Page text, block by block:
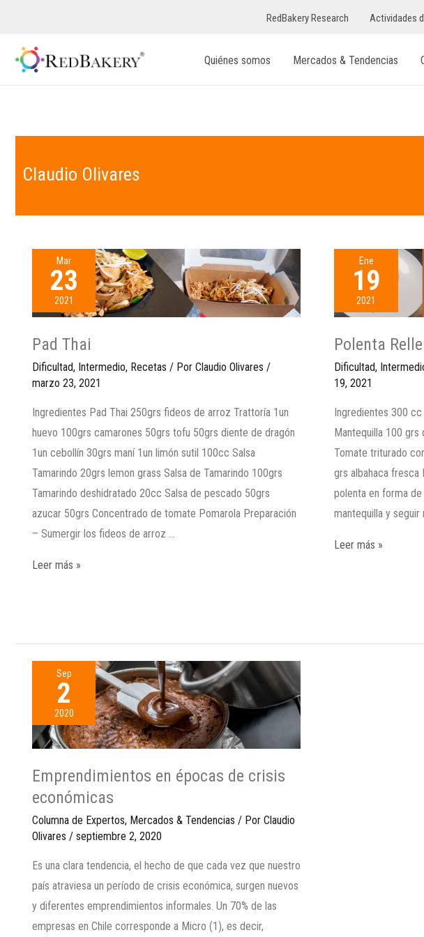
RedBakery Research Actividades
Quiénes somos Mercados & Tendencias
Claudio Olivares
Mar
23
2021
Pad Thai
Dificultad, Intermedio, Recetas / Por Claudio Olivares /
marzo 23, 2021
Ingredientes Pad Thai 250grs fideos de arroz Trattoría 1un
huevo 100grs camarones 50grs tofu 50grs diente de dragón
1un cebollín 30grs maní 1un limón sutil 100cc Salsa
Tamarindo 20grs lemon grass Salsa de Tamarindo 100grs
Tamarindo deshidratado 20cc Salsa de pescado 50grs
azucar 50grs Concentrado de tomate Pomarola Preparación
– Sumergir los fideos de arroz …
Leer más »
Ene
19
2021
Polenta
Dificultad,
19, 2021
Ingredientes 300
Mantequilla 100 grs
Tomate triturado
grs albahaca
polenta en forma
mantequilla y seguir
Leer más »
Sep
2
2020
Emprendimientos en épocas de crisis
económicas
Columna de Expertos, Mercados & Tendencias / Por Claudio
Olivares / septiembre 2, 2020
Es una clara tendencia, el hecho de que cada vez que nuestro
país atraviesa un período de crisis económica, surgen nuevos
y diferentes emprendimientos informales. Un 70% de las
empresas en Chile corresponde a Micro (1), es decir,